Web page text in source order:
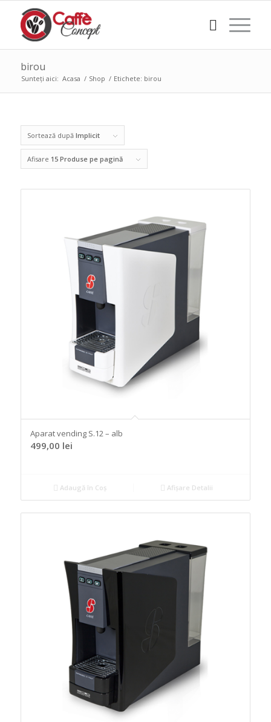
birou
Sunteți aici: Acasa / Shop / Etichete: birou
Sortează după Implicit
Afisare 15 Produse pe pagină
Aparat vending S.12 – alb
499,00 lei
Adaugă în Coș Afișare Detalii